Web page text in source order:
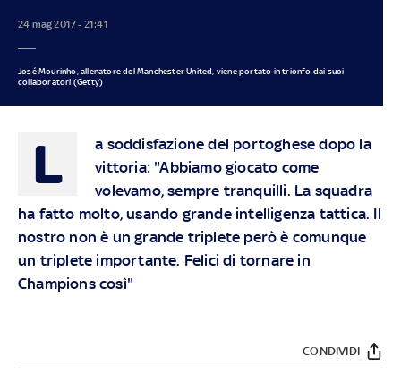
24 mag 2017 - 21:41
José Mourinho, allenatore del Manchester United, viene portato in trionfo dai suoi
collaboratori (Getty)
L
a soddisfazione del portoghese dopo la
vittoria: "Abbiamo giocato come
volevamo, sempre tranquilli. La squadra
ha fatto molto, usando grande intelligenza tattica. Il
nostro non è un grande triplete però è comunque
un triplete importante. Felici di tornare in
Champions così"
CONDIVIDI